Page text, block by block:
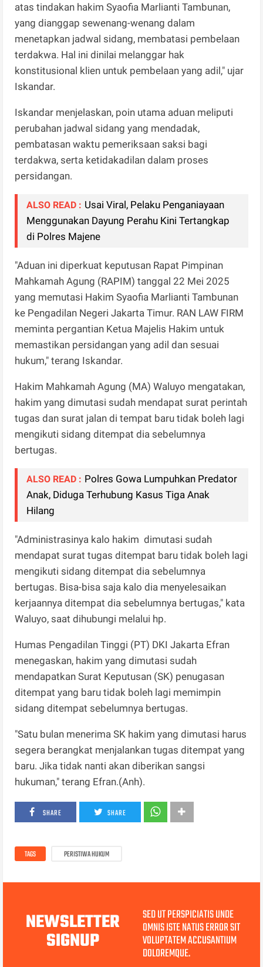
atas tindakan hakim Syaofia Marlianti Tambunan,
yang dianggap sewenang-wenang dalam
menetapkan jadwal sidang, membatasi pembelaan
terdakwa. Hal ini dinilai melanggar hak
konstitusional klien untuk pembelaan yang adil," ujar
Iskandar.
Iskandar menjelaskan, poin utama aduan meliputi
perubahan jadwal sidang yang mendadak,
pembatasan waktu pemeriksaan saksi bagi
terdakwa, serta ketidakadilan dalam proses
persidangan.
ALSO READ : Usai Viral, Pelaku Penganiayaan
Menggunakan Dayung Perahu Kini Tertangkap
di Polres Majene
"Aduan ini diperkuat keputusan Rapat Pimpinan
Mahkamah Agung (RAPIM) tanggal 22 Mei 2025
yang memutasi Hakim Syaofia Marlianti Tambunan
ke Pengadilan Negeri Jakarta Timur. RAN LAW FIRM
meminta pergantian Ketua Majelis Hakim untuk
memastikan persidangan yang adil dan sesuai
hukum," terang Iskandar.
Hakim Mahkamah Agung (MA) Waluyo mengatakan,
hakim yang dimutasi sudah mendapat surat perintah
tugas dan surat jalan di tempat baru tidak boleh lagi
mengikuti sidang ditempat dia sebelumnya
bertugas.
ALSO READ : Polres Gowa Lumpuhkan Predator
Anak, Diduga Terhubung Kasus Tiga Anak
Hilang
"Administrasinya kalo hakim dimutasi sudah
mendapat surat tugas ditempat baru tidak boleh lagi
mengikuti sidang ditempat dia sebelumnya
bertugas. Bisa-bisa saja kalo dia menyelesaikan
kerjaannya ditempat dia sebelumnya bertugas," kata
Waluyo, saat dihubungi melalui hp.
Humas Pengadilan Tinggi (PT) DKI Jakarta Efran
menegaskan, hakim yang dimutasi sudah
mendapatkan Surat Keputusan (SK) penugasan
ditempat yang baru tidak boleh lagi memimpin
sidang ditempat sebelumnya bertugas.
"Satu bulan menerima SK hakim yang dimutasi harus
segera berangkat menjalankan tugas ditempat yang
baru. Jika tidak nanti akan diberikan sangsi
hukuman," terang Efran.(Anh).
SHARE SHARE
TAGS PERISTIWA HUKUM
NEWSLETTER
SIGNUP
SED UT PERSPICIATIS UNDE
OMNIS ISTE NATUS ERROR SIT
VOLUPTATEM ACCUSANTIUM
DOLOREMQUE.